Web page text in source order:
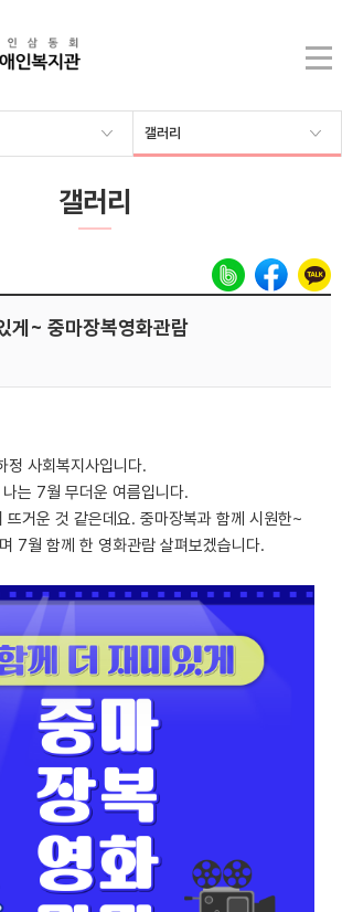
갤러리
갤러리
게~ 중마장복영화관람
정 사회복지사입니다.
는 7월 무더운 여름입니다.
뜨거운 것 같은데요. 중마장복과 함께 시원한~
7월 함께 한 영화관람 살펴보겠습니다.